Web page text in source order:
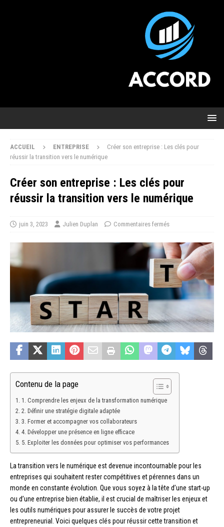
ACCUEIL ENTREPRISE
Créer son entreprise : Les clés pour
réussir la transition vers le numérique
Créer son entreprise : Les clés pour
réussir la transition vers le numérique
juin 3, 2023 Julien Duplan Commentaires fermés
Contenu de la page
1. Comprendre les enjeux de la transformation numérique
2. Définir une stratégie digitale adaptée
3. Former et accompagner vos collaborateurs
4. Développer une présence en ligne efficace
5. Exploiter les données pour optimiser vos performances
La transition vers le numérique est devenue incontournable pour les
entreprises qui souhaitent rester compétitives et pérennes dans un
monde en constante évolution. Que vous soyez à la tête d’une start-up
ou d’une entreprise bien établie, il est crucial de maîtriser les enjeux et
les outils numériques pour assurer le succès de votre projet
entrepreneurial. Voici quelques clés pour réussir cette transition et